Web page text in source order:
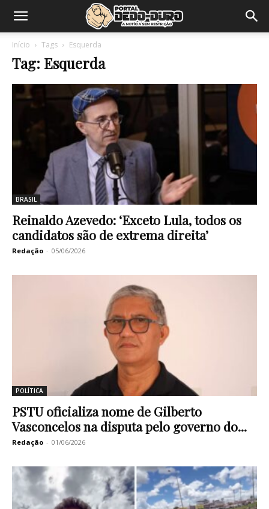
Início Tags Esquerda
Tag: Esquerda
BRASIL
Reinaldo Azevedo: ‘Exceto Lula, todos os
candidatos são de extrema direita’
Redação - 05/06/2026
POLÍTICA
PSTU oficializa nome de Gilberto
Vasconcelos na disputa pelo governo do...
Redação - 01/06/2026